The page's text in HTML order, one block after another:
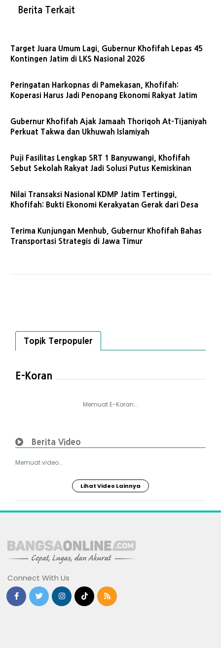
Berita Terkait
Target Juara Umum Lagi, Gubernur Khofifah Lepas 45
Kontingen Jatim di LKS Nasional 2026
Peringatan Harkopnas di Pamekasan, Khofifah:
Koperasi Harus Jadi Penopang Ekonomi Rakyat Jatim
Gubernur Khofifah Ajak Jamaah Thoriqoh At-Tijaniyah
Perkuat Takwa dan Ukhuwah Islamiyah
Puji Fasilitas Lengkap SRT 1 Banyuwangi, Khofifah
Sebut Sekolah Rakyat Jadi Solusi Putus Kemiskinan
Nilai Transaksi Nasional KDMP Jatim Tertinggi,
Khofifah: Bukti Ekonomi Kerakyatan Gerak dari Desa
Terima Kunjungan Menhub, Gubernur Khofifah Bahas
Transportasi Strategis di Jawa Timur
Topik Terpopuler
E-Koran
Memuat E-Koran...
Berita Video
Memuat video...
Lihat Video Lainnya
Connect With Us